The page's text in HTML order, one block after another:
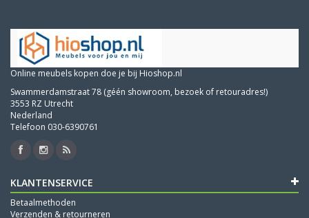
Online meubels kopen doe je bij Hioshop.nl
Swammerdamstraat 78 (géén showroom, bezoek of retouradres!)
3553 RZ Utrecht
Nederland
Telefoon 030-6390761
KLANTENSERVICE
Betaalmethoden
Verzenden & retourneren